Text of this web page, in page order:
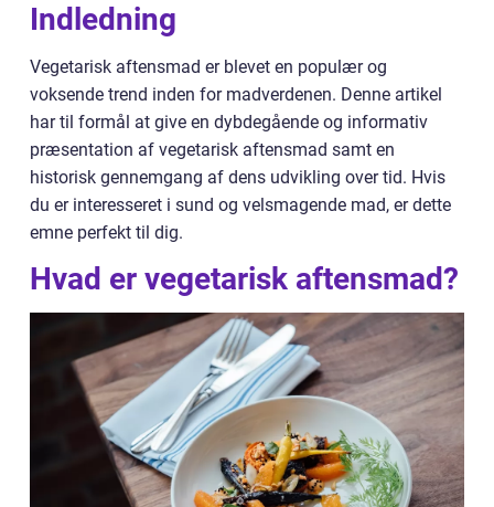
Indledning
Vegetarisk aftensmad er blevet en populær og
voksende trend inden for madverdenen. Denne artikel
har til formål at give en dybdegående og informativ
præsentation af vegetarisk aftensmad samt en
historisk gennemgang af dens udvikling over tid. Hvis
du er interesseret i sund og velsmagende mad, er dette
emne perfekt til dig.
Hvad er vegetarisk aftensmad?